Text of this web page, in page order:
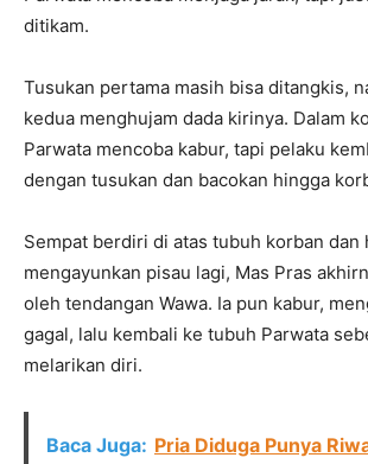
ditikam.
Tusukan pertama masih bisa ditangkis,
kedua menghujam dada kirinya. Dalam
Parwata mencoba kabur, tapi pelaku
dengan tusukan dan bacokan hingga
Sempat berdiri di atas tubuh korban dan
mengayunkan pisau lagi, Mas Pras
oleh tendangan Wawa. Ia pun kabur,
gagal, lalu kembali ke tubuh Parwata
melarikan diri.
Baca Juga: Pria Diduga Punya